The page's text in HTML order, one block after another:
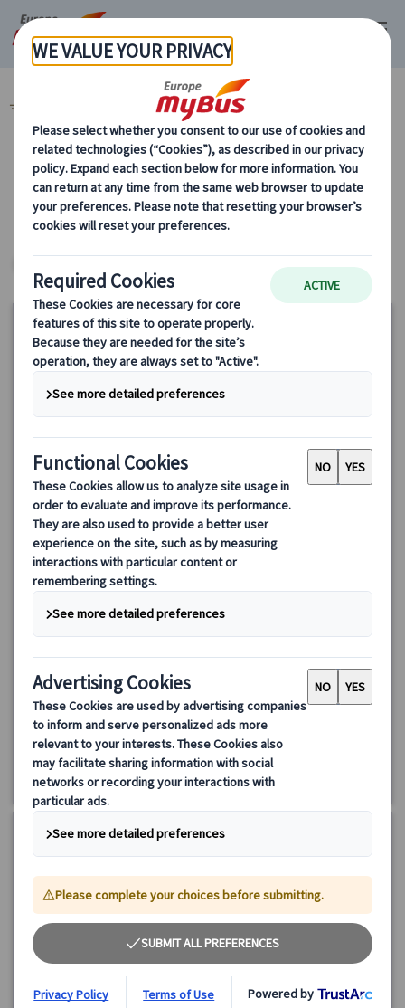
マイバス・ヨーロッパ プライベート観光 (21)
カテゴリーから探す
プライベート観光
【プライベート】ノイシュバンシュタイン城＆ヴィース教会、
リンダーホーフ城またはホーエンシュヴァンガウ城1日観光
（日本語ガイド・専用車付き）
ノイシュバンシュタイン城、ヴィース教会、さらにリンダーホー
フ城またはホーエンシュヴァンガウ城のいずれか1箇所を日本語ガ
イド付きで1日で巡る贅沢なプライベート観光プラン。専用車で快
月〜金曜日(5/14・25、6/4、12/24・25・31、1/1、3/26・29を
除く）約11時間